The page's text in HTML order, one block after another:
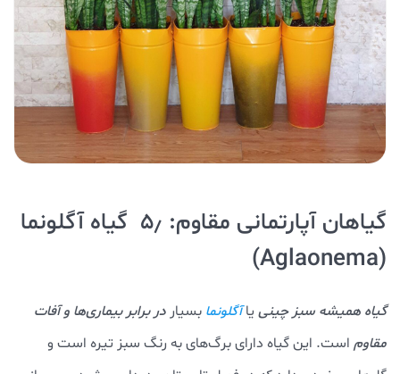
گیاهان آپارتمانی مقاوم: ۵٫ گیاه آگلونما
(Aglaonema)
گیاه همیشه سبز چینی یاآگلونما بسیار در برابر بیماری‌ها و آفات
مقاوم است. این گیاه دارای برگ‌های به رنگ سبز تیره است و